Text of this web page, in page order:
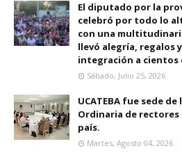
El diputado por la
celebró por todo lo
con una
llevó alegría, regalos
integración a cientos
Sábado, Julio 25, 2026
UCATEBA fue sede
Ordinaria de rectores
país.
Martes, Agosto 04, 2026